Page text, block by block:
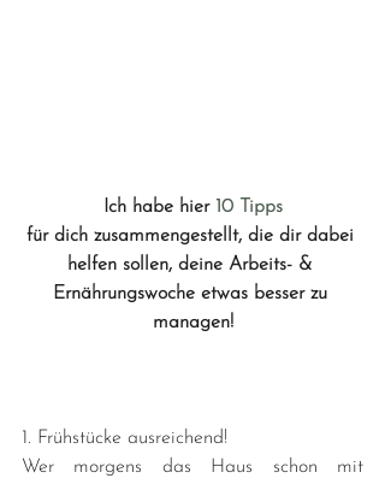
Ich habe hier 10 Tipps
für dich zusammengestellt, die dir dabei
helfen sollen, deine Arbeits- &
Ernährungswoche etwas besser zu
managen!
1. Frühstücke ausreichend!
Wer morgens das Haus schon mit